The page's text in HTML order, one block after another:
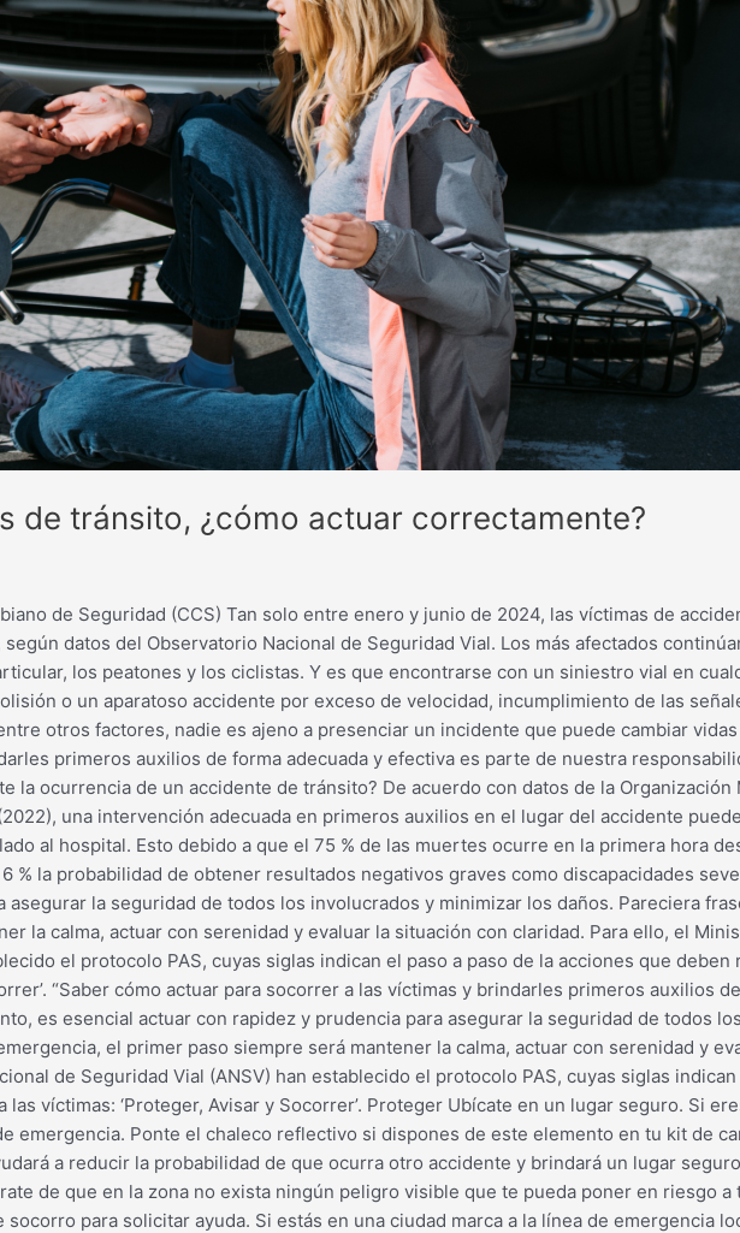
de tránsito, ¿cómo actuar correctamente?
de Seguridad (CCS) Tan solo entre enero y junio de 2024, las víctimas de
datos del Observatorio Nacional de Seguridad Vial. Los más afectados
los peatones y los ciclistas. Y es que encontrarse con un siniestro vial en
o un aparatoso accidente por exceso de velocidad, incumplimiento de las
otros factores, nadie es ajeno a presenciar un incidente que puede cambiar
primeros auxilios de forma adecuada y efectiva es parte de nuestra
la ocurrencia de un accidente de tránsito? De acuerdo con datos de la Organización
una intervención adecuada en primeros auxilios en el lugar del accidente
al hospital. Esto debido a que el 75 % de las muertes ocurre en la primera hora
% la probabilidad de obtener resultados negativos graves como discapacidades
la seguridad de todos los involucrados y minimizar los daños. Pareciera
la calma, actuar con serenidad y evaluar la situación con claridad. Para ello, el
el protocolo PAS, cuyas siglas indican el paso a paso de la acciones que
“Saber cómo actuar para socorrer a las víctimas y brindarles primeros auxilios
es esencial actuar con rapidez y prudencia para asegurar la seguridad de todos
el primer paso siempre será mantener la calma, actuar con serenidad y
de Seguridad Vial (ANSV) han establecido el protocolo PAS, cuyas siglas
víctimas: ‘Proteger, Avisar y Socorrer’. Proteger Ubícate en un lugar seguro. Si
emergencia. Ponte el chaleco reflectivo si dispones de este elemento en tu kit de
a reducir la probabilidad de que ocurra otro accidente y brindará un lugar
de que en la zona no exista ningún peligro visible que te pueda poner en riesgo a
para solicitar ayuda. Si estás en una ciudad marca a la línea de emergencia